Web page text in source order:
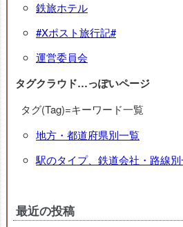
鉄旅ホテル
#Xポスト旅行記#
運営委員会
タグクラウド…っぽいページ
タグ(Tag)=キーワード一覧
地方・都道府県別一覧
駅のタイプ、鉄道会社・路線
最近の投稿